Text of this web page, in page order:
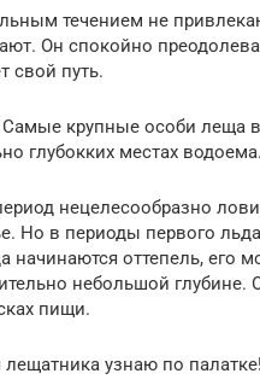
течением не
Он спокойно
свой путь.
крупные особи леща
глубокких местах водоема.
нецелесообразно
Но в периоды первого
начинаются оттепель, его
небольшой глубине.
пищи.
узнаю по палатке!